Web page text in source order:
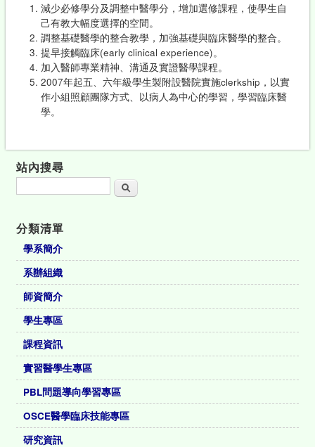
減少必修學分及調整中醫學分，增加選修課程，使學生自
己有教大幅度選擇的空間。
調整基礎醫學的整合教學，加強基礎與臨床醫學的整合。
提早接觸臨床(early clinical experience)。
加入醫師專業精神、溝通及實證醫學課程。
2007年起五、六年級學生製附設醫院實施clerkship，以實
作小組照顧團隊方式、以病人為中心的學習，學習臨床醫
學。
站內搜尋
搜尋
分類清單
學系簡介
系辦組織
師資簡介
學生專區
課程資訊
實習醫學生專區
PBL問題導向學習專區
OSCE醫學臨床技能專區
研究資訊